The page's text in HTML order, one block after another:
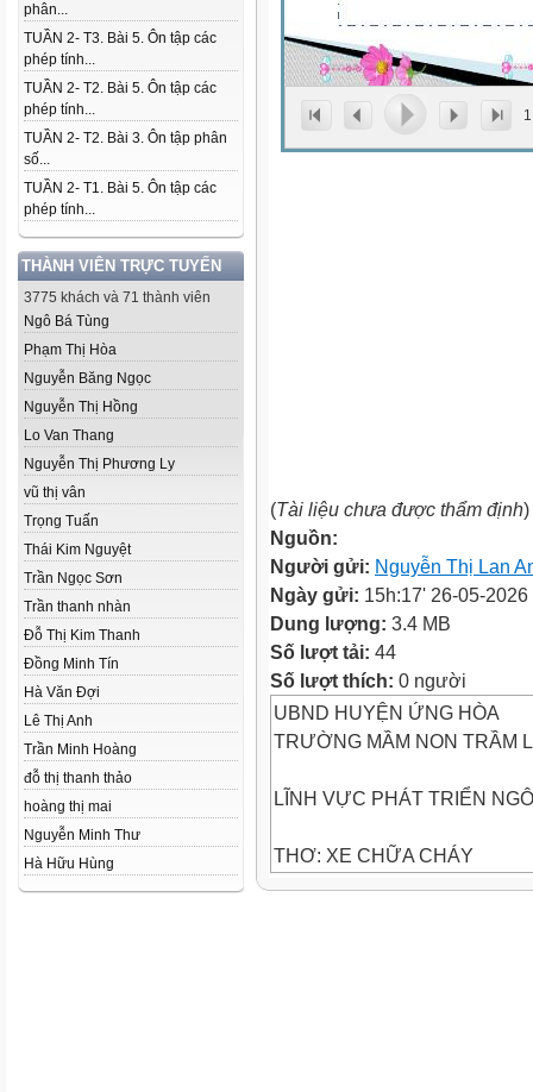
phân...
TUẦN 2- T3. Bài 5. Ôn tập các
phép tính...
TUẦN 2- T2. Bài 5. Ôn tập các
phép tính...
TUẦN 2- T2. Bài 3. Ôn tập phân
số...
TUẦN 2- T1. Bài 5. Ôn tập các
phép tính...
THÀNH VIÊN TRỰC TUYẾN
3775 khách và 71 thành viên
Ngô Bá Tùng
Phạm Thị Hòa
Nguyễn Băng Ngọc
Nguyễn Thị Hồng
Lo Van Thang
Nguyễn Thị Phương Ly
vũ thị vân
Trọng Tuấn
Thái Kim Nguyệt
Trần Ngọc Sơn
Trần thanh nhàn
Đỗ Thị Kim Thanh
Đồng Minh Tín
Hà Văn Đợi
Lê Thị Anh
Trần Minh Hoàng
đỗ thị thanh thảo
hoàng thị mai
Nguyễn Minh Thư
Hà Hữu Hùng
1
(Tài liệu chưa được thẩm định)
Nguồn:
Người gửi: Nguyễn Thị Lan
Ngày gửi: 15h:17' 26-05-2026
Dung lượng: 3.4 MB
Số lượt tải: 44
Số lượt thích: 0 người
UBND HUYỆN ỨNG HÒA
TRƯỜNG MẦM NON TRẦM
LĨNH VỰC PHÁT TRIỂN
THƠ: XE CHỮA CHÁY